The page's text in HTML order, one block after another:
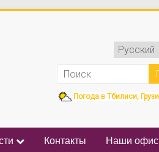
Погода в Тбилиси,
Контакты Наши